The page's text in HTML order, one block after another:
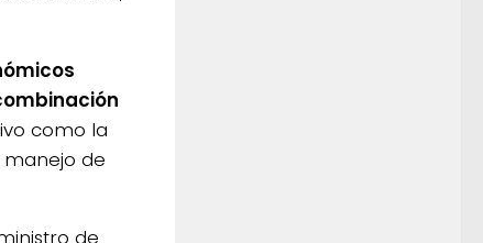
como la
de